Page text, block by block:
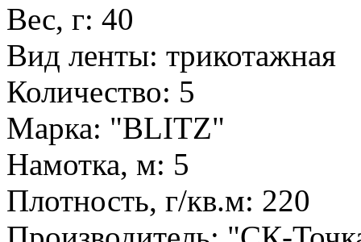
Вес, г: 40
Вид ленты: трикотажная
Количество: 5
Марка: "BLITZ"
Намотка, м: 5
Плотность, г/кв.м: 220